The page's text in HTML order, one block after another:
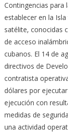
Contingencias para
establecer en la
satélite, conocidas
de acceso
cubanos. El 14 de
directivos de
contratista
dólares por
ejecución con
medidas de
una actividad